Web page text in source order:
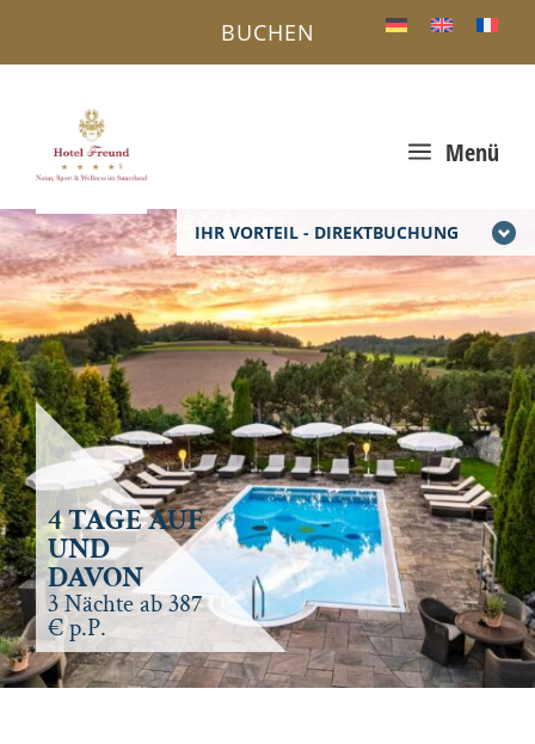
IHR VORTEIL - DIREKTBUCHUNG
a Menü
BUCHEN
4 TAGE AUF
UND
DAVON
3 Nächte ab 387
€ p.P.